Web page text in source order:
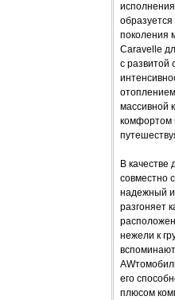
поколения
Caravelle
с развитой
массивной
комфортом
В
совместно
надежный и
разгоняет
нежели к
его
плюсом